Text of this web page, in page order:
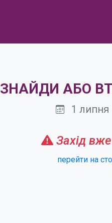
ЗНАЙДИ АБО
1 липня
Захід
перейти на